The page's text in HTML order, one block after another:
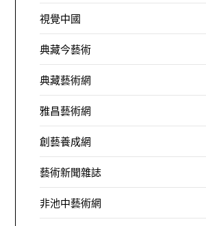
視覺中國
典藏今藝術
典藏藝術網
雅昌藝術網
創藝養成網
藝術新聞雜誌
非池中藝術網